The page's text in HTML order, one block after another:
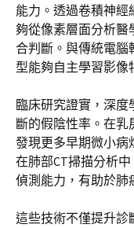
能力。透過卷積神經
夠從像素層面分析醫
合判斷。與傳統電腦
型能夠自主學習影像
臨床研究證實，深
斷的假陰性率。在
發現更多早期微小病
在肺部CT掃描分析
偵測能力，有助於肺
這些技術不僅提升診